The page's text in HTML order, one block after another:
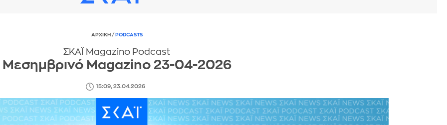
ΑΡΧΙΚΗ / PODCASTS
ΣΚΑΪ Magazino Podcast
Μεσημβρινό Magazino 23-04-2026
15:09, 23.04.2026